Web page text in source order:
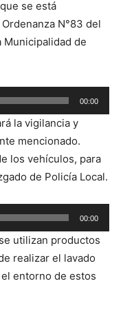
se está
N°83 del
Municipalidad de
00:00
la vigilancia y
mencionado.
los vehículos, para
de Policía Local.
00:00
utilizan productos
realizar el lavado
entorno de estos